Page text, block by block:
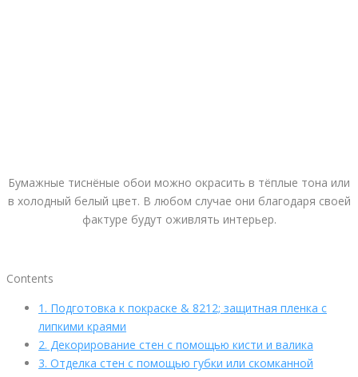
Бумажные тиснёные обои можно окрасить в тёплые тона или
в холодный белый цвет. В любом случае они благодаря своей
фактуре будут оживлять интерьер.
Contents
1. Подготовка к покраске & 8212; защитная пленка с
липкими краями
2. Декорирование стен с помощью кисти и валика
3. Отделка стен с помощью губки или скомканной